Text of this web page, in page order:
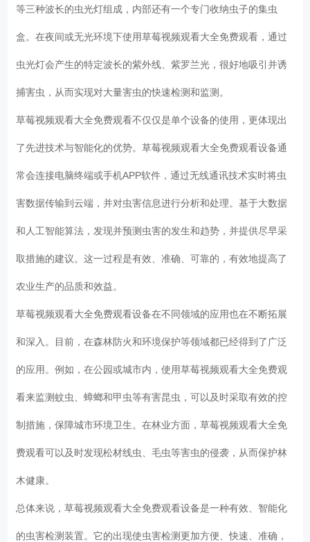
等三种波长的虫光灯组成，内部还有一个专门收纳虫子的集虫
盒。在夜间或无光环境下使用草莓视频观看大全免费观看，通过
虫光灯会产生的特定波长的紫外线、紫罗兰光，很好地吸引并诱
捕害虫，从而实现对大量害虫的快速检测和监测。
草莓视频观看大全免费观看不仅仅是单个设备的使用，更体现出
了先进技术与智能化的优势。草莓视频观看大全免费观看设备通
常会连接电脑终端或手机APP软件，通过无线通讯技术实时将虫
害数据传输到云端，并对虫害信息进行分析和处理。基于大数据
和人工智能算法，发现并预测虫害的发生和趋势，并提供尽早采
取措施的建议。这一过程是有效、准确、可靠的，有效地提高了
农业生产的品质和效益。
草莓视频观看大全免费观看设备在不同领域的应用也在不断拓展
和深入。目前，在森林防火和环境保护等领域都已经得到了广泛
的应用。例如，在公园或城市内，使用草莓视频观看大全免费观
看来监测蚊虫、蟑螂和甲虫等有害昆虫，可以及时采取有效的控
制措施，保障城市环境卫生。在林业方面，草莓视频观看大全免
费观看可以及时发现松材线虫、毛虫等害虫的侵袭，从而保护林
木健康。
总体来说，草莓视频观看大全免费观看设备是一种有效、智能化
的虫害检测装置。它的出现使虫害检测更加方便、快速、准确，